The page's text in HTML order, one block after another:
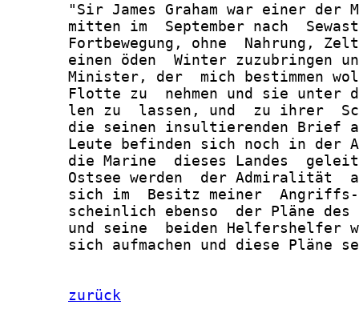
"Sir James Graham war einer der
mitten im  September nach
Fortbewegung, ohne  Nahrung,
einen öden  Winter zuzubringen
Minister, der  mich bestimmen
Flotte zu  nehmen und sie unter
len zu  lassen, und  zu ihrer
die seinen insultierenden Brief
Leute befinden sich noch in der
die Marine  dieses Landes
Ostsee werden  der Admiralität
sich im  Besitz meiner
scheinlich ebenso  der Pläne
und seine  beiden Helfershelfer
sich aufmachen und diese Pläne
zurück